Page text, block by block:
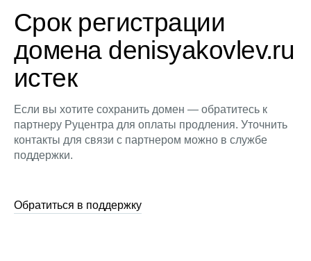
Срок регистрации
домена denisyakovlev.ru
истек
Если вы хотите сохранить домен — обратитесь к
партнеру Руцентра для оплаты продления. Уточнить
контакты для связи с партнером можно в службе
поддержки.
Обратиться в поддержку